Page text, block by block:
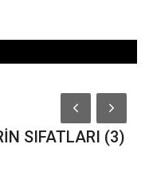
SIFATLARI (3)